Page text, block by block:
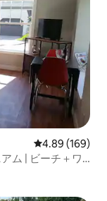
レビュー169
4.89 (169)
ム | ビーチ＋ワ